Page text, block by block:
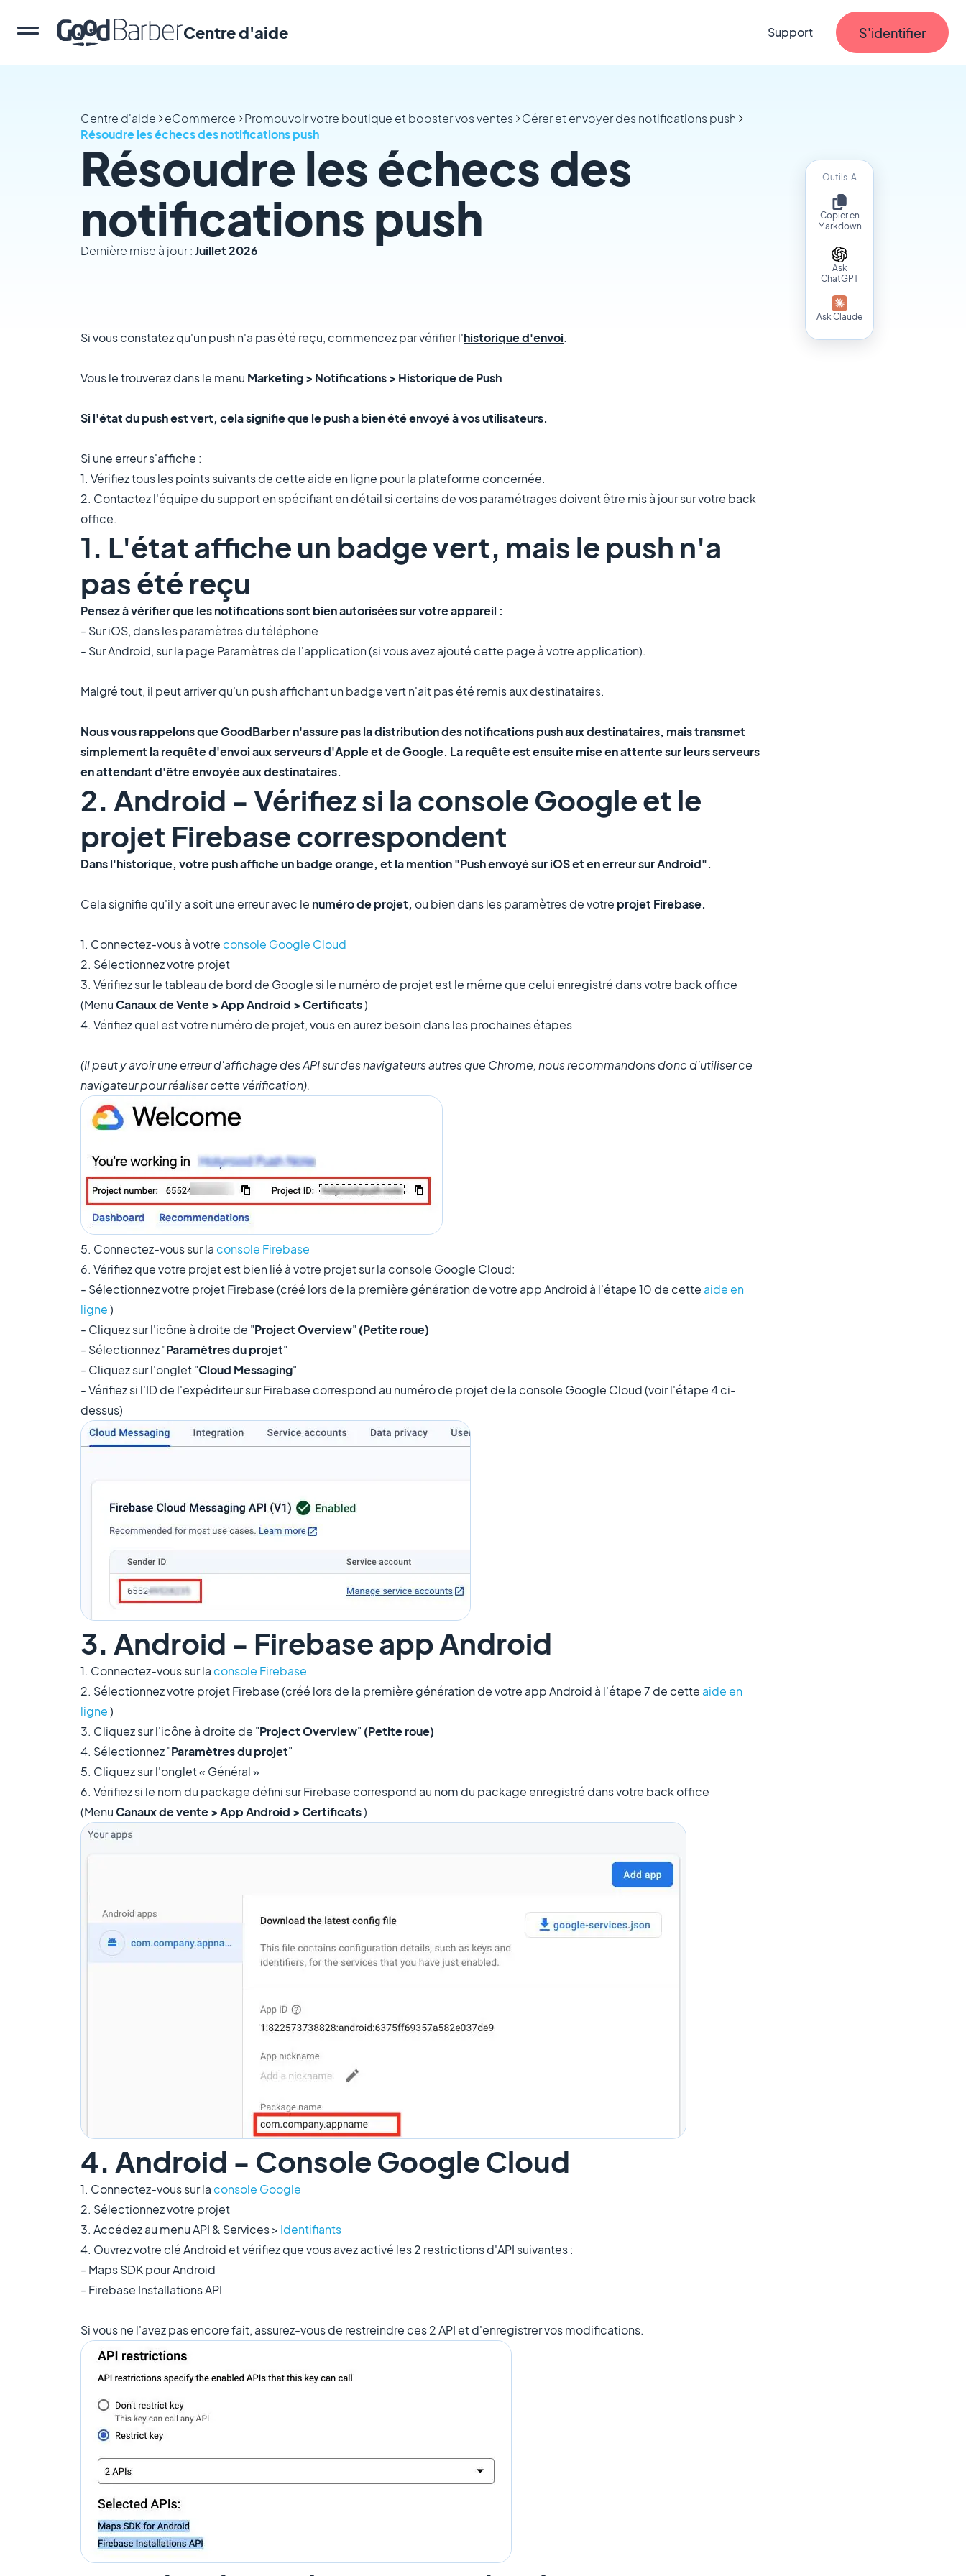
Centre d'aide Support S'identifier
Outils IA
Copier en
Markdown
Ask
ChatGPT
Ask Claude
Centre d'aide eCommerce Promouvoir votre boutique et booster vos ventes
Gérer et envoyer des notifications push
Résoudre les échecs des notifications push
Résoudre les échecs des
notifications push
Dernière mise à jour :Juillet 2026
Si vous constatez qu'un push n'a pas été reçu, commencez par vérifier l'historique d'envoi.
Vous le trouverez dans le menu Marketing > Notifications > Historique de Push
Si l'état du push est vert, cela signifie que le push a bien été envoyé à vos utilisateurs.
Si une erreur s'affiche :
1. Vérifiez tous les points suivants de cette aide en ligne pour la plateforme concernée.
2. Contactez l'équipe du support en spécifiant en détail si certains de vos paramétrages doivent être mis à jour sur votre back
office.
1. L'état affiche un badge vert, mais le push n'a
pas été reçu
Pensez à vérifier que les notifications sont bien autorisées sur votre appareil :
- Sur iOS, dans les paramètres du téléphone
- Sur Android, sur la page Paramètres de l'application (si vous avez ajouté cette page à votre application).
Malgré tout, il peut arriver qu'un push affichant un badge vert n'ait pas été remis aux destinataires.
Nous vous rappelons que GoodBarber n'assure pas la distribution des notifications push aux destinataires, mais transmet
simplement la requête d'envoi aux serveurs d'Apple et de Google. La requête est ensuite mise en attente sur leurs serveurs
en attendant d'être envoyée aux destinataires.
2. Android - Vérifiez si la console Google et le
projet Firebase correspondent
Dans l'historique, votre push affiche un badge orange, et la mention "Push envoyé sur iOS et en erreur sur Android".
Cela signifie qu'il y a soit une erreur avec le numéro de projet, ou bien dans les paramètres de votre projet Firebase.
1. Connectez-vous à votre console Google Cloud
2. Sélectionnez votre projet
3. Vérifiez sur le tableau de bord de Google si le numéro de projet est le même que celui enregistré dans votre back office
(MenuCanaux de Vente > App Android > Certificats)
4. Vérifiez quel est votre numéro de projet, vous en aurez besoin dans les prochaines étapes
(Il peut y avoir une erreur d'affichage des API sur des navigateurs autres que Chrome, nous recommandons donc d'utiliser ce
navigateur pour réaliser cette vérification).
5. Connectez-vous sur la console Firebase
6. Vérifiez que votre projet est bien lié à votre projet sur la console Google Cloud:
- Sélectionnez votre projet Firebase (créé lors de la première génération de votre app Android à l'étape 10 de cette aide en
ligne)
- Cliquez sur l'icône à droite de "Project Overview" (Petite roue)
- Sélectionnez "Paramètres du projet"
- Cliquez sur l'onglet "Cloud Messaging"
- Vérifiez si l'ID de l'expéditeur sur Firebase correspond au numéro de projet de la console Google Cloud (voir l'étape 4 ci-
dessus)
3. Android - Firebase app Android
1. Connectez-vous sur la console Firebase
2. Sélectionnez votre projet Firebase (créé lors de la première génération de votre app Android à l'étape 7 de cette aide en
ligne)
3. Cliquez sur l'icône à droite de "Project Overview" (Petite roue)
4. Sélectionnez "Paramètres du projet"
5. Cliquez sur l'onglet « Général »
6. Vérifiez si le nom du package défini sur Firebase correspond au nom du package enregistré dans votre back office
(MenuCanaux de vente > App Android > Certificats)
4. Android - Console Google Cloud
1. Connectez-vous sur la console Google
2. Sélectionnez votre projet
3. Accédez au menu API & Services > Identifiants
4. Ouvrez votre clé Android et vérifiez que vous avez activé les 2 restrictions d'API suivantes :
- Maps SDK pour Android
- Firebase Installations API
Si vous ne l'avez pas encore fait, assurez-vous de restreindre ces 2 API et d'enregistrer vos modifications.